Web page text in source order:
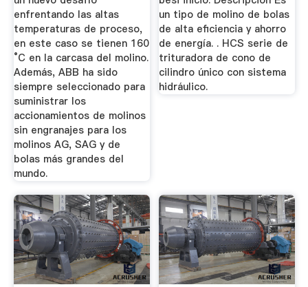
enfrentando las altas
temperaturas de proceso,
en este caso se tienen 160
°C en la carcasa del molino.
Además, ABB ha sido
siempre seleccionado para
suministrar los
accionamientos de molinos
sin engranajes para los
molinos AG, SAG y de
bolas más grandes del
mundo.
un tipo de molino de bolas
de alta eficiencia y ahorro
de energía. . HCS serie de
trituradora de cono de
cilindro único con sistema
hidráulico.